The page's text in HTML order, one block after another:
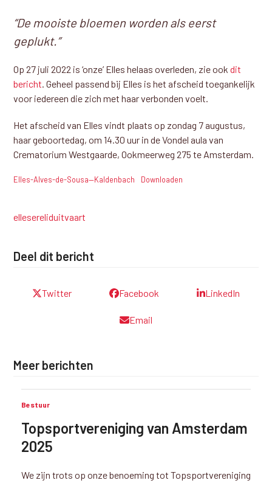
“De mooiste bloemen worden als eerst
geplukt.”
Op 27 juli 2022 is ‘onze’ Elles helaas overleden, zie ookdit
bericht. Geheel passend bij Elles is het afscheid toegankelijk
voor iedereen die zich met haar verbonden voelt.
Het afscheid van Elles vindt plaats op zondag 7 augustus,
haar geboortedag, om 14.30 uur in de Vondel aula van
Crematorium Westgaarde, Ookmeerweg 275 te Amsterdam.
Elles-Alves-de-Sousa—Kaldenbach Downloaden
ellesereliduitvaart
Deel dit bericht
Twitter Facebook LinkedIn
Email
Meer berichten
Bestuur
Topsportvereniging van Amsterdam
2025
We zijn trots op onze benoeming tot Topsportvereniging